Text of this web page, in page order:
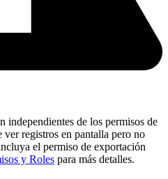
independientes de los permisos de
registros en pantalla pero no
el permiso de exportación
y Roles para más detalles.